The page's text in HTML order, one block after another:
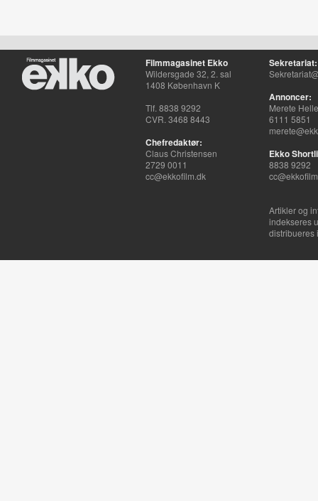
Filmmagasinet Ekko
Wildersgade 32, 2. sal
1408 København K
Tlf. 8838 9292
CVR. 3468 8443
Chefredaktør:
Claus Christensen
2729 0011
cc@ekkofilm.dk
Sekretariat:
Annoncer:
Merete
6111 5851
Ekko
8838 9292
Artikler og
indekseres
distribueres